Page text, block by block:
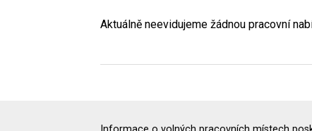
Aktuálně neevidujeme žádnou pracovní